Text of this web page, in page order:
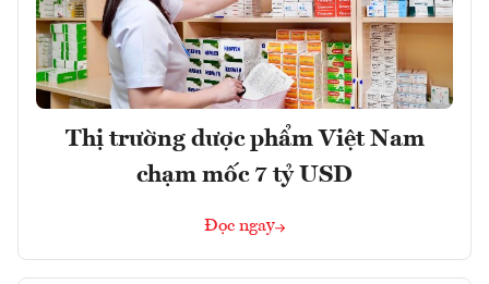
Thị trường dược phẩm Việt Nam
chạm mốc 7 tỷ USD
Đọc ngay